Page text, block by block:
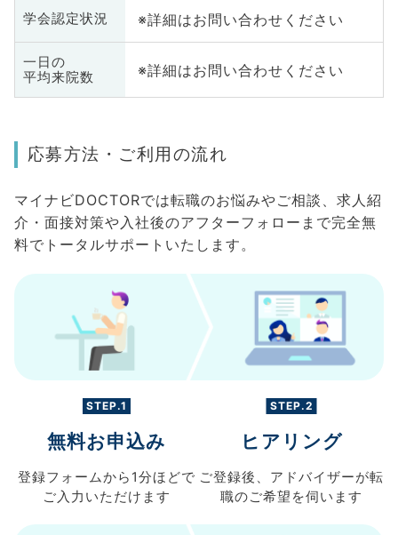
学会認定状況 ※詳細はお問い合わせください
一日の
平均来院数
※詳細はお問い合わせください
応募方法・ご利用の流れ
マイナビDOCTORでは転職のお悩みやご相談、求人紹
介・面接対策や入社後のアフターフォローまで完全無
料でトータルサポートいたします。
STEP.1
無料お申込み
登録フォームから 1分ほどで
ご入力 いただけます
STEP.2
ヒアリング
ご登録後、 アドバイザーが転
職のご希望を伺います